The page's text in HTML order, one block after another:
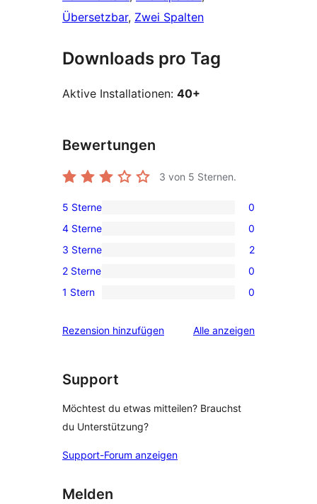
Übersetzbar, Zwei Spalten
Downloads pro Tag
Aktive Installationen: 40+
Bewertungen
3 von 5 Sternen.
0 5-
Sterne-
Rezensionen
5 Sterne 0
0 4-
Sterne-
Rezensionen
4 Sterne 0
2 3-
Sterne-
Rezensionen
3 Sterne 2
0 2-
Sterne-
2 Sterne 0
0 1-
Rezensionen
1 Stern 0
Rezension hinzufügen Alle Rezensionen
anzeigen
Support
Möchtest du etwas mitteilen? Brauchst
du Unterstützung?
Support-Forum anzeigen
Melden